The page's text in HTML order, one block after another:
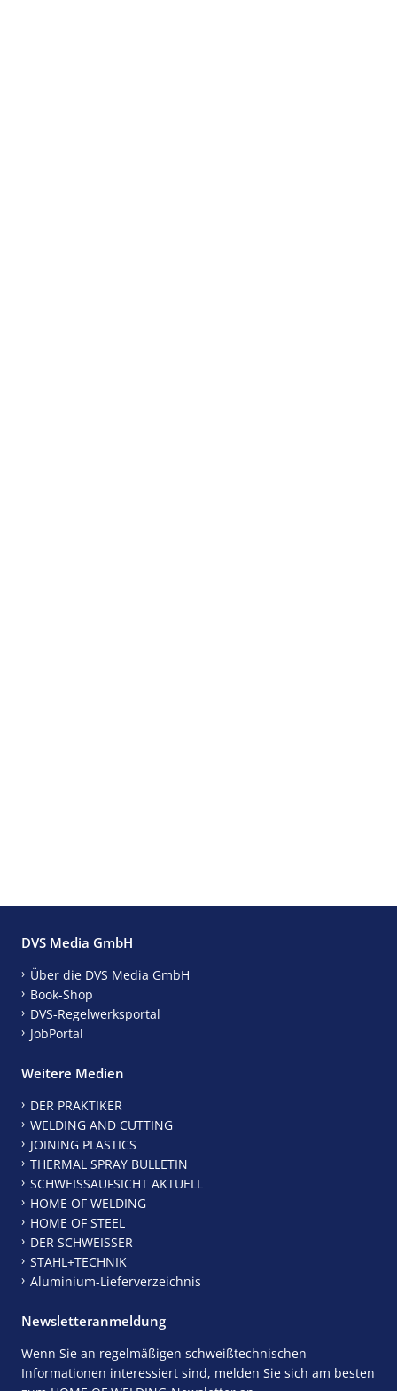
DVS Media GmbH
Über die DVS Media GmbH
Book-Shop
DVS-Regelwerksportal
JobPortal
Weitere Medien
DER PRAKTIKER
WELDING AND CUTTING
JOINING PLASTICS
THERMAL SPRAY BULLETIN
SCHWEISSAUFSICHT AKTUELL
HOME OF WELDING
HOME OF STEEL
DER SCHWEISSER
STAHL+TECHNIK
Aluminium-Lieferverzeichnis
Newsletteranmeldung
Wenn Sie an regelmäßigen schweißtechnischen
Informationen interessiert sind, melden Sie sich am besten